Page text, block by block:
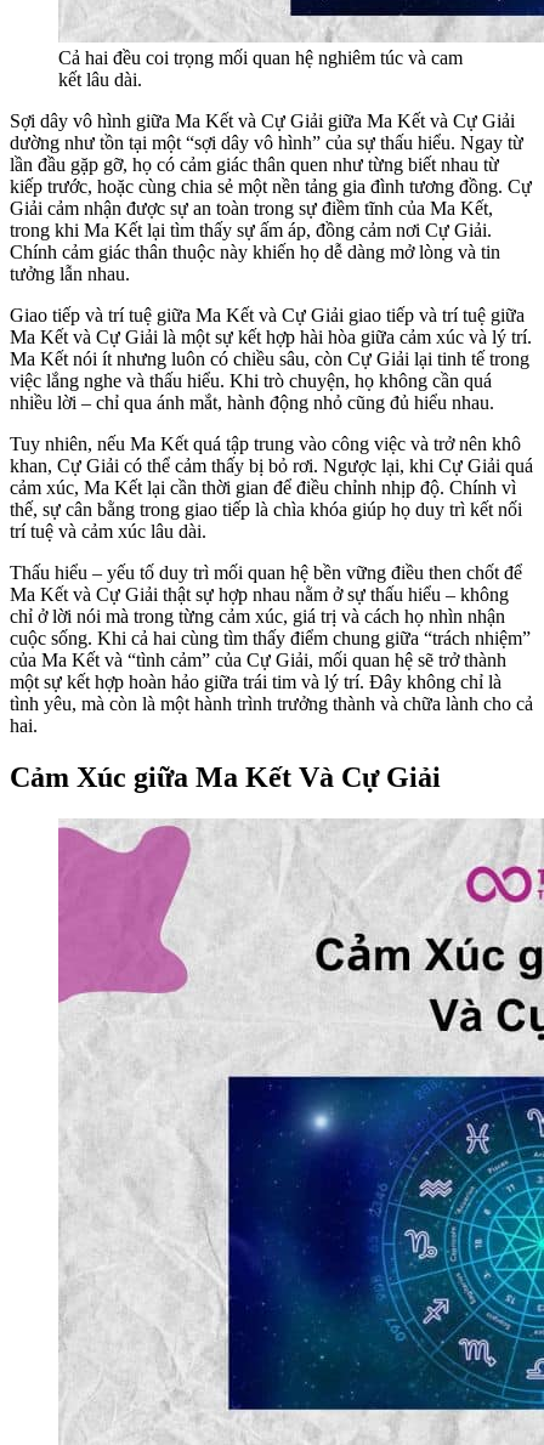
Cả hai đều coi trọng mối quan hệ nghiêm túc và cam
kết lâu dài.
Sợi dây vô hình giữa Ma Kết và Cự Giải giữa Ma Kết và Cự Giải
dường như tồn tại một “sợi dây vô hình” của sự thấu hiểu. Ngay từ
lần đầu gặp gỡ, họ có cảm giác thân quen như từng biết nhau từ
kiếp trước, hoặc cùng chia sẻ một nền tảng gia đình tương đồng. Cự
Giải cảm nhận được sự an toàn trong sự điềm tĩnh của Ma Kết,
trong khi Ma Kết lại tìm thấy sự ấm áp, đồng cảm nơi Cự Giải.
Chính cảm giác thân thuộc này khiến họ dễ dàng mở lòng và tin
tưởng lẫn nhau.
Giao tiếp và trí tuệ giữa Ma Kết và Cự Giải giao tiếp và trí tuệ giữa
Ma Kết và Cự Giải là một sự kết hợp hài hòa giữa cảm xúc và lý trí.
Ma Kết nói ít nhưng luôn có chiều sâu, còn Cự Giải lại tinh tế trong
việc lắng nghe và thấu hiểu. Khi trò chuyện, họ không cần quá
nhiều lời – chỉ qua ánh mắt, hành động nhỏ cũng đủ hiểu nhau.
Tuy nhiên, nếu Ma Kết quá tập trung vào công việc và trở nên khô
khan, Cự Giải có thể cảm thấy bị bỏ rơi. Ngược lại, khi Cự Giải quá
cảm xúc, Ma Kết lại cần thời gian để điều chỉnh nhịp độ. Chính vì
thế, sự cân bằng trong giao tiếp là chìa khóa giúp họ duy trì kết nối
trí tuệ và cảm xúc lâu dài.
Thấu hiểu – yếu tố duy trì mối quan hệ bền vững điều then chốt để
Ma Kết và Cự Giải thật sự hợp nhau nằm ở sự thấu hiểu – không
chỉ ở lời nói mà trong từng cảm xúc, giá trị và cách họ nhìn nhận
cuộc sống. Khi cả hai cùng tìm thấy điểm chung giữa “trách nhiệm”
của Ma Kết và “tình cảm” của Cự Giải, mối quan hệ sẽ trở thành
một sự kết hợp hoàn hảo giữa trái tim và lý trí. Đây không chỉ là
tình yêu, mà còn là một hành trình trưởng thành và chữa lành cho cả
hai.
Cảm Xúc giữa Ma Kết Và Cự Giải